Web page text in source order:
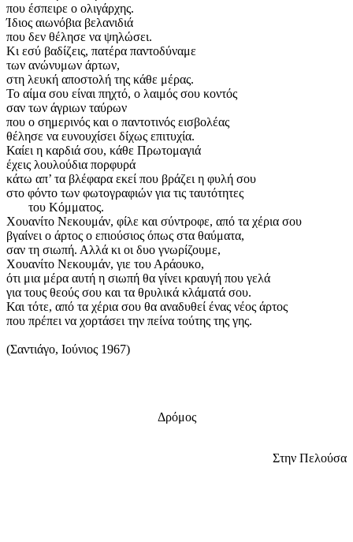
που έσπειρε ο ολιγάρχης.
Ίδιος αιωνόβια βελανιδιά
που δεν θέλησε να ψηλώσει.
Κι εσύ βαδίζεις, πατέρα παντοδύναμε
των ανώνυμων άρτων,
στη λευκή αποστολή της κάθε μέρας.
Το αίμα σου είναι πηχτό, ο λαιμός σου κοντός
σαν των άγριων ταύρων
που ο σημερινός και ο παντοτινός εισβολέας
θέλησε να ευνουχίσει δίχως επιτυχία.
Καίει η καρδιά σου, κάθε Πρωτομαγιά
έχεις λουλούδια πορφυρά
κάτω απ’ τα βλέφαρα εκεί που βράζει η φυλή σου
στο φόντο των φωτογραφιών για τις ταυτότητες
του Κόμματος.
Χουανίτο Νεκουμάν, φίλε και σύντροφε, από τα χέρια σου
βγαίνει ο άρτος ο επιούσιος όπως στα θαύματα,
σαν τη σιωπή. Αλλά κι οι δυο γνωρίζουμε,
Χουανίτο Νεκουμάν, γιε του Αράουκο,
ότι μια μέρα αυτή η σιωπή θα γίνει κραυγή που γελά
για τους θεούς σου και τα θρυλικά κλάματά σου.
Και τότε, από τα χέρια σου θα αναδυθεί ένας νέος άρτος
που πρέπει να χορτάσει την πείνα τούτης της γης.
(Σαντιάγο, Ιούνιος 1967)
Δρόμος
Στην Πελούσα